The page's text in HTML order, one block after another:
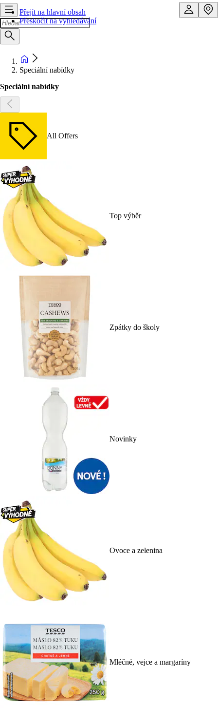
Přejít na hlavní obsah
Přeskočit na vyhledávání
Speciální nabídky
Speciální nabídky
All Offers
Top výběr
Zpátky do školy
Novinky
Ovoce a zelenina
Mléčné, vejce a margaríny